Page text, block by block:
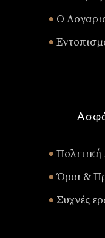
• Ο
•
•
• Όροι &
• Συχνές